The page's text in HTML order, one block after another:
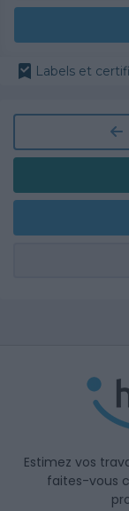
Labels et
Estimez vos
faites-vous